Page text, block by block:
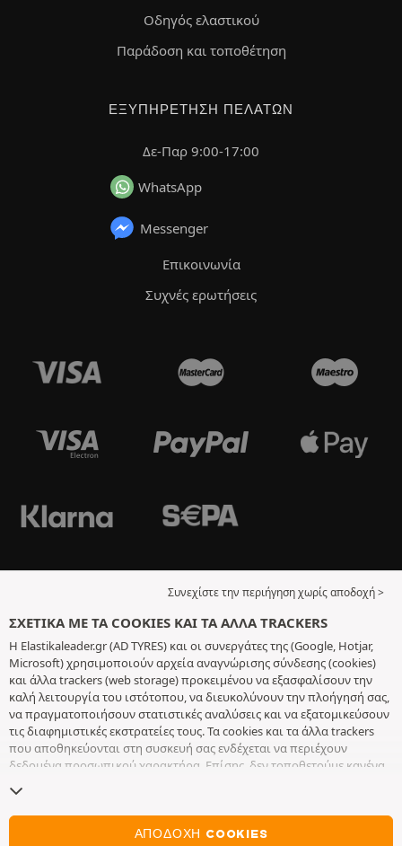
Οδηγός ελαστικού
Παράδοση και τοποθέτηση
ΕΞΥΠΗΡΈΤΗΣΗ ΠΕΛΑΤΏΝ
Δε-Παρ 9:00-17:00
WhatsApp
Messenger
Επικοινωνία
Συχνές ερωτήσεις
Συνεχίστε την περιήγηση χωρίς αποδοχή >
ΣΧΕΤΙΚΆ ΜΕ ΤΑ COOKIES ΚΑΙ ΤΑ ΆΛΛΑ TRACKERS
Η Elastikaleader.gr (AD TYRES) και οι συνεργάτες της (Google, Hotjar,
Microsoft) χρησιμοποιούν αρχεία αναγνώρισης σύνδεσης (cookies)
και άλλα trackers (web storage) προκειμένου να εξασφαλίσουν την
καλή λειτουργία του ιστότοπου, να διευκολύνουν την πλοήγησή σας,
να πραγματοποιήσουν στατιστικές αναλύσεις και να εξατομικεύσουν
τις διαφημιστικές εκστρατείες τους. Τα cookies και τα άλλα trackers
που αποθηκεύονται στη συσκευή σας ενδέχεται να περιέχουν
δεδομένα προσωπικού χαρακτήρα. Επίσης, δεν τοποθετούμε κανένα
συγκατάθεσή σας, με εξαίρεση αυτά που είναι απαραίτητα για τη
λειτουργία του ιστότοπου. Διατηρούμε τις επιλογές σας για 6 μήνες.
Μπορείτε να ανακαλέσετε τη συγκατάθεσή σας οποιαδήποτε στιγμή,
ΑΠΟΔΟΧΉ COOKIES